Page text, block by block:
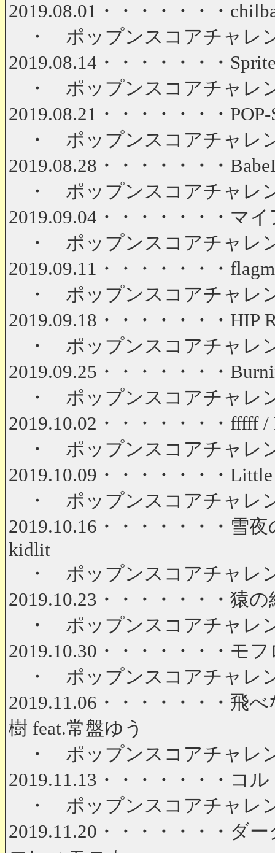
2019.08.01・・・・・・・
・ ポップンスコアチャレン
2019.08.14・・・・・・・
・ ポップンスコアチャレン
2019.08.21・・・・・・・
・ ポップンスコアチャレン
2019.08.28・・・・・・・
・ ポップンスコアチャレン
2019.09.04・・・・・・・マ
・ ポップンスコアチャレン
2019.09.11・・・・・・・
・ ポップンスコアチャレン
2019.09.18・・・・・・・HIP
・ ポップンスコアチャレン
2019.09.25・・・・・・・
・ ポップンスコアチャレン
2019.10.02・・・・・・・fffff /
・ ポップンスコアチャレン
2019.10.09・・・・・・・
・ ポップンスコアチャレン
2019.10.16・・・・・・・雪
kidlit
・ ポップンスコアチャレン
2019.10.23・・・・・・・猿
・ ポップンスコアチャレン
2019.10.30・・・・・・・モ
・ ポップンスコアチャレン
2019.11.06・・・・・・・飛
樹 feat.常盤ゆう
・ ポップンスコアチャレン
2019.11.13・・・・・・・コ
・ ポップンスコアチャレン
2019.11.20・・・・・・・ダ